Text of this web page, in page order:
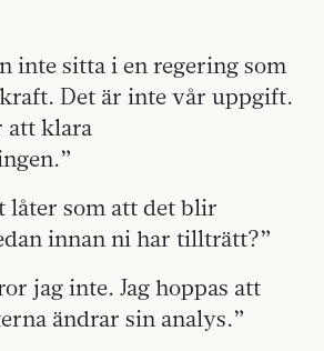
inte sitta i en regering som
Det är inte vår uppgift.
att klara
låter som att det blir
innan ni har tillträtt?”
jag inte. Jag hoppas att
ändrar sin analys.”